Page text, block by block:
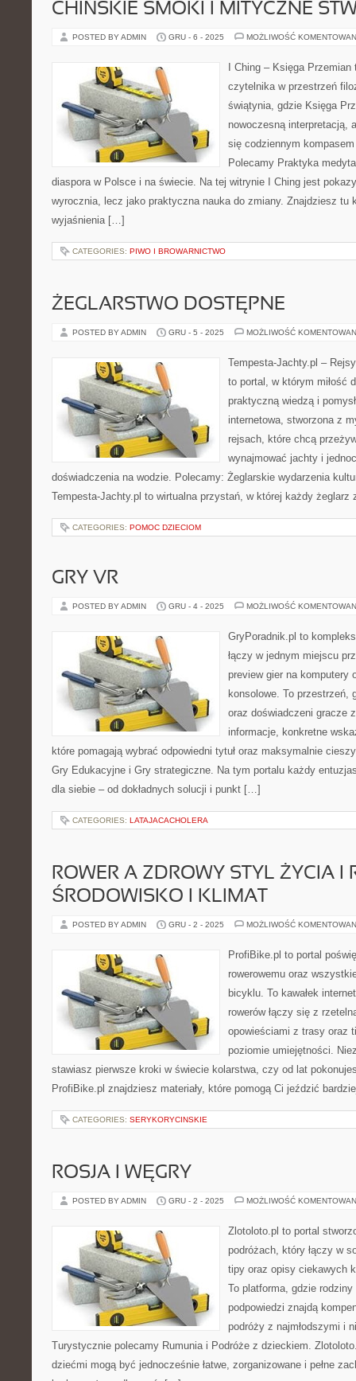
CHIŃSKIE SMOKI I MITYCZNE
POSTED BY ADMIN GRU - 6 - 2025 MOŻLIWOŚĆ
I Ching – Księga
czytelnika w przestrzeń
świątynia, gdzie Księga
nowoczesną interpretacją,
się codziennym
Polecamy Praktyka
diaspora w Polsce i na świecie. Na tej witrynie I Ching jest
wyrocznia, lecz jako praktyczna nauka do zmiany. Znajdziesz tu
wyjaśnienia […]
CATEGORIES: PIWO I BROWARNICTWO
ŻEGLARSTWO DOSTĘPNE
POSTED BY ADMIN GRU - 5 - 2025 MOŻLIWOŚĆ
Tempesta-Jachty.pl –
to portal, w którym miłość
praktyczną wiedzą i
internetowa, stworzona z
rejsach, które chcą
wynajmować jachty i
doświadczenia na wodzie. Polecamy: Żeglarskie wydarzenia
Tempesta-Jachty.pl to wirtualna przystań, w której każdy
CATEGORIES: POMOC DZIECIOM
GRY VR
POSTED BY ADMIN GRU - 4 - 2025 MOŻLIWOŚĆ
GryPoradnik.pl to
łączy w jednym miejscu
preview gier na komputery
konsolowe. To przestrzeń,
oraz doświadczeni gracze
informacje, konkretne
które pomagają wybrać odpowiedni tytuł oraz maksymalnie
Gry Edukacyjne i Gry strategiczne. Na tym portalu każdy
dla siebie – od dokładnych solucji i punkt […]
CATEGORIES: LATAJACACHOLERA
ROWER A ZDROWY STYL ŻYCIA I
ŚRODOWISKO I KLIMAT
POSTED BY ADMIN GRU - 2 - 2025 MOŻLIWOŚĆ
ProfiBike.pl to portal
rowerowemu oraz
bicyklu. To kawałek
rowerów łączy się z
opowieściami z trasy oraz
poziomie umiejętności.
stawiasz pierwsze kroki w świecie kolarstwa, czy od lat
ProfiBike.pl znajdziesz materiały, które pomogą Ci jeździć
CATEGORIES: SERYKORYCINSKIE
ROSJA I WĘGRY
POSTED BY ADMIN GRU - 2 - 2025 MOŻLIWOŚĆ
Zlotoloto.pl to portal
podróżach, który łączy w
tipy oraz opisy ciekawych
To platforma, gdzie
podpowiedzi znajdą
podróży z najmłodszymi i
Turystycznie polecamy Rumunia i Podróże z dzieckiem.
dziećmi mogą być jednocześnie łatwe, zorganizowane i pełne